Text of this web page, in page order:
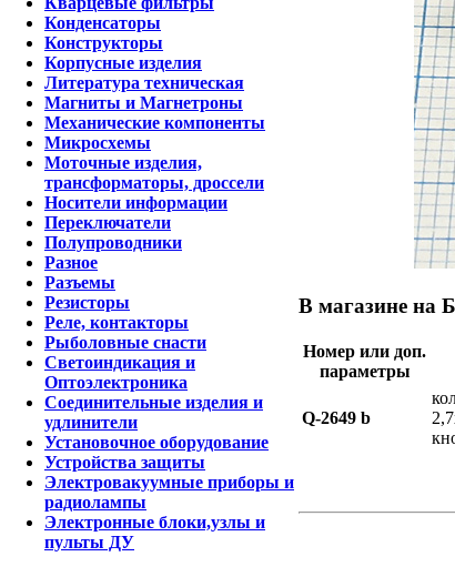
Конденсаторы
Конструкторы
Корпусные изделия
Литература техническая
Магниты и Магнетроны
Механические компоненты
Микросхемы
Моточные изделия,
трансформаторы, дроссели
Носители информации
Переключатели
Полупроводники
Разное
Разъемы
Резисторы
Реле, контакторы
Рыболовные снасти
Светоиндикация и
Оптоэлектроника
Соединительные изделия и
удлинители
Установочное оборудование
Устройства защиты
Электровакуумные приборы и
радиолампы
Электронные блоки,узлы и
пульты ДУ
В магазине на
Номер или доп.
параметры
Q-2649 b